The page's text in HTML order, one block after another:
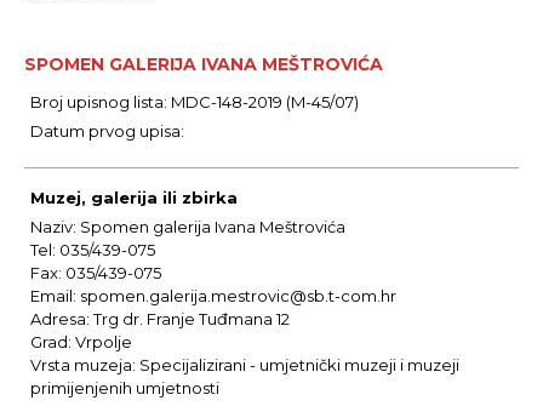
SPOMEN GALERIJA IVANA MEŠTROVIĆA
Broj upisnog lista: MDC-148-2019 (M-45/07)
Datum prvog upisa:
Muzej, galerija ili zbirka
Naziv: Spomen galerija Ivana Meštrovića
Tel: 035/439-075
Fax: 035/439-075
Email: spomen.galerija.mestrovic@sb.t-com.hr
Adresa: Trg dr. Franje Tuđmana 12
Grad: Vrpolje
Vrsta muzeja: Specijalizirani - umjetnički muzeji i muzeji
primijenjenih umjetnosti